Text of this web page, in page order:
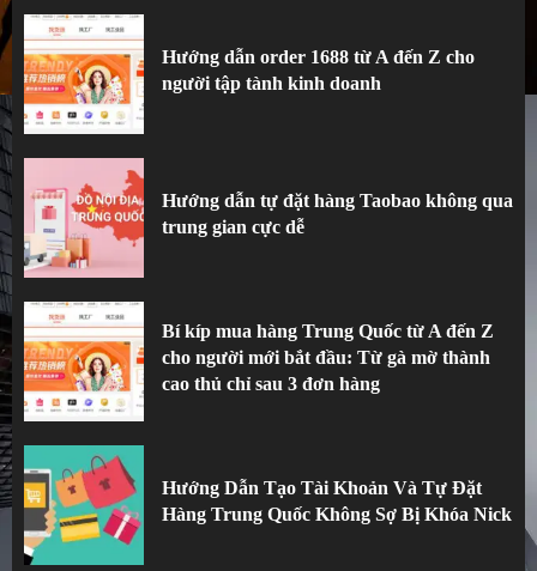
2
3
Hướng dẫn tự đặt hàng Taobao không qua
Hướng dẫn order 1688 từ A đến Z cho
người tập tành kinh doanh
Hướng dẫn tự đặt hàng Taobao không qua
trung gian cực dễ
Bí kíp mua hàng Trung Quốc từ A đến Z
cho người mới bắt đầu: Từ gà mờ thành
cao thủ chỉ sau 3 đơn hàng
Hướng Dẫn Tạo Tài Khoản Và Tự Đặt
Hàng Trung Quốc Không Sợ Bị Khóa Nick